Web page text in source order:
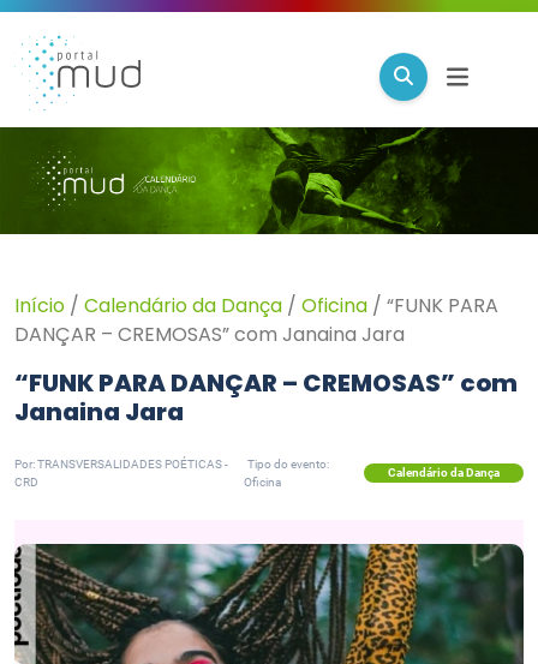
Início / Calendário da Dança / Oficina / “FUNK PARA
DANÇAR – CREMOSAS” com Janaina Jara
“FUNK PARA DANÇAR – CREMOSAS” com
Janaina Jara
Por: TRANSVERSALIDADES POÉTICAS -
CRD
Tipo do evento:
Oficina
Calendário da Dança